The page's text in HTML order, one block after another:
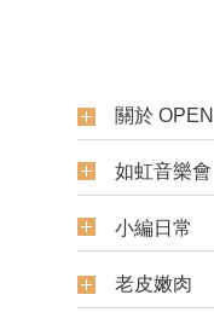
關於 OPEN
如虹音樂會
小編日常
老皮嫩肉